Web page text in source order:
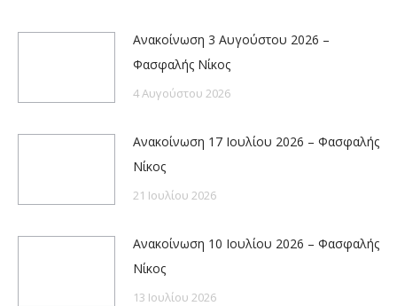
Ανακοίνωση 3 Αυγούστου 2026 –
Φασφαλής Νίκος
4 Αυγούστου 2026
Ανακοίνωση 17 Ιουλίου 2026 – Φασφαλής
Νίκος
21 Ιουλίου 2026
Ανακοίνωση 10 Ιουλίου 2026 – Φασφαλής
Νίκος
13 Ιουλίου 2026